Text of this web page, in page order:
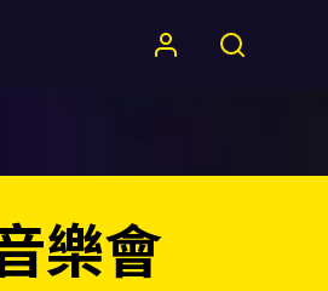
樂會